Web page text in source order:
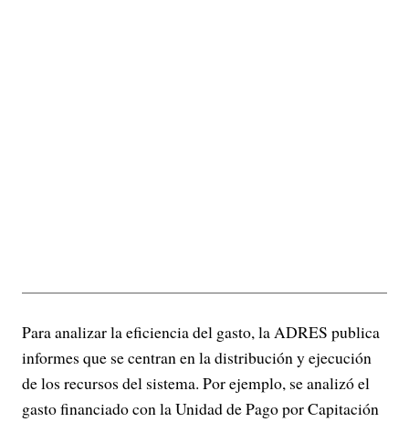
Para analizar la eficiencia del gasto, la ADRES publica
informes que se centran en la distribución y ejecución
de los recursos del sistema. Por ejemplo, se analizó el
gasto financiado con la Unidad de Pago por Capitación